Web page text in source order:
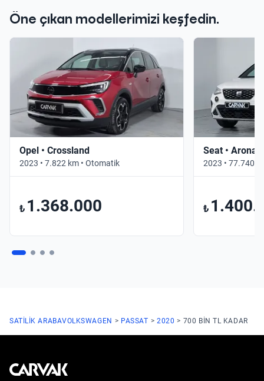
Öne çıkan modellerimizi keşfedin.
Opel • Crossland
2023 • 7.822 km • Otomatik
₺ 1.368.000
Seat • Arona
2023 • 77.740
₺
SATILIK ARABAVOLKSWAGEN PASSAT 2020 700 BIN TL KADAR
Kavak